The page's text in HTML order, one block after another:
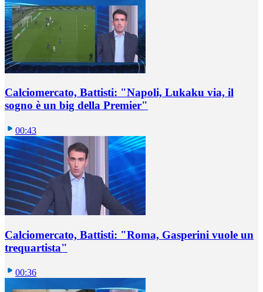
Calciomercato, Battisti: "Napoli, Lukaku via, il
sogno è un big della Premier"
00:43
Calciomercato, Battisti: "Roma, Gasperini vuole un
trequartista"
00:36